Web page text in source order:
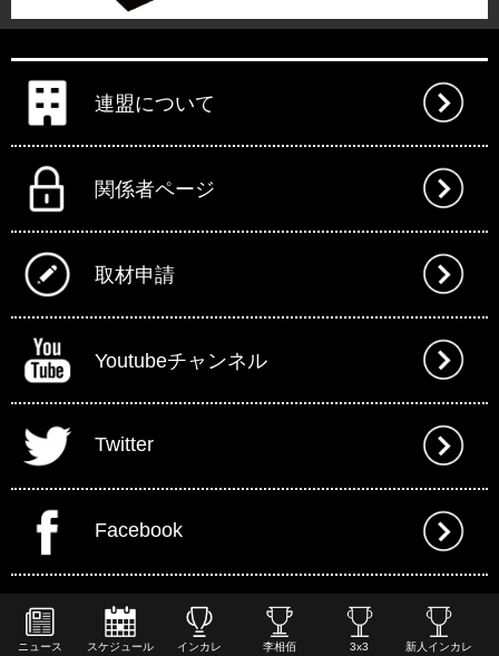
連盟について
関係者ページ
取材申請
Youtubeチャンネル
Twitter
Facebook
ニュース スケジュール インカレ 李相佰 3x3 新人インカレ